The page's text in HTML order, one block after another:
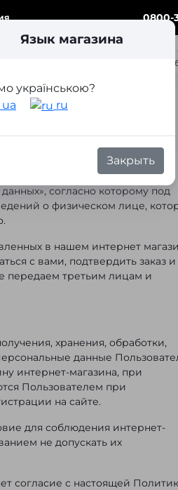
0800-
Autoeffect
Язык магазина
українською?
ua
ru
Закрыть
данных своих
согласно которому под
о физическом лице,
в нашем интернет
с вами, подтвердить заказ и
передаем третьим лицам и
хранения, обработки,
данные
интернет-магазина, при
Пользователем при
на сайте.
для соблюдения интернет-
не допускать их
согласие с настоящей